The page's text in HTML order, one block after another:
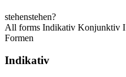
stehenstehen?
All forms Indikativ Konjunktiv I
Formen
Indikativ